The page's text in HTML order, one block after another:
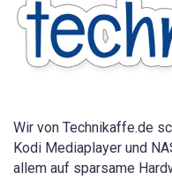
alle
Geräte
2026
Wir von Technikaffe.de
Kodi Mediaplayer und
allem auf sparsame